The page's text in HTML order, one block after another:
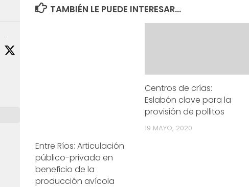
TAMBIÉN LE PUEDE INTERESAR...
Entre Ríos: Articulación
público-privada en
beneficio de la
producción avícola
Centros de crías:
Eslabón clave para la
provisión de pollitos
19 MAYO, 2020
·